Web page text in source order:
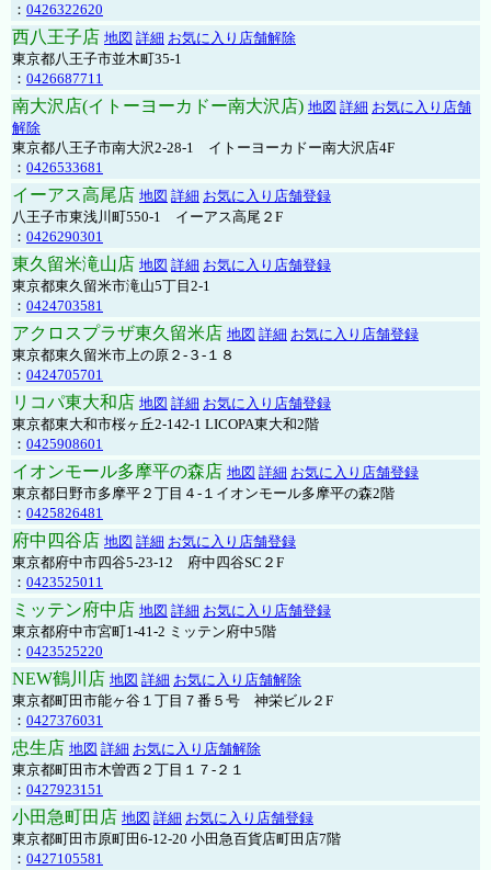
： 0426322620
西八王子店 地図 詳細 お気に入り店舗解除
東京都八王子市並木町35-1
： 0426687711
南大沢店(イトーヨーカドー南大沢店) 地図 詳細 お気に入り店舗
解除
東京都八王子市南大沢2-28-1 イトーヨーカドー南大沢店4F
： 0426533681
イーアス高尾店 地図 詳細 お気に入り店舗登録
八王子市東浅川町550-1 イーアス高尾２F
： 0426290301
東久留米滝山店 地図 詳細 お気に入り店舗登録
東京都東久留米市滝山5丁目2-1
： 0424703581
アクロスプラザ東久留米店 地図 詳細 お気に入り店舗登録
東京都東久留米市上の原２-３-１８
： 0424705701
リコパ東大和店 地図 詳細 お気に入り店舗登録
東京都東大和市桜ヶ丘2-142-1 LICOPA東大和2階
： 0425908601
イオンモール多摩平の森店 地図 詳細 お気に入り店舗登録
東京都日野市多摩平２丁目４-１イオンモール多摩平の森2階
： 0425826481
府中四谷店 地図 詳細 お気に入り店舗登録
東京都府中市四谷5-23-12 府中四谷SC２F
： 0423525011
ミッテン府中店 地図 詳細 お気に入り店舗登録
東京都府中市宮町1-41-2 ミッテン府中5階
： 0423525220
NEW鶴川店 地図 詳細 お気に入り店舗解除
東京都町田市能ヶ谷１丁目７番５号 神栄ビル２F
： 0427376031
忠生店 地図 詳細 お気に入り店舗解除
東京都町田市木曽西２丁目１７-２１
： 0427923151
小田急町田店 地図 詳細 お気に入り店舗登録
東京都町田市原町田6-12-20 小田急百貨店町田店7階
： 0427105581